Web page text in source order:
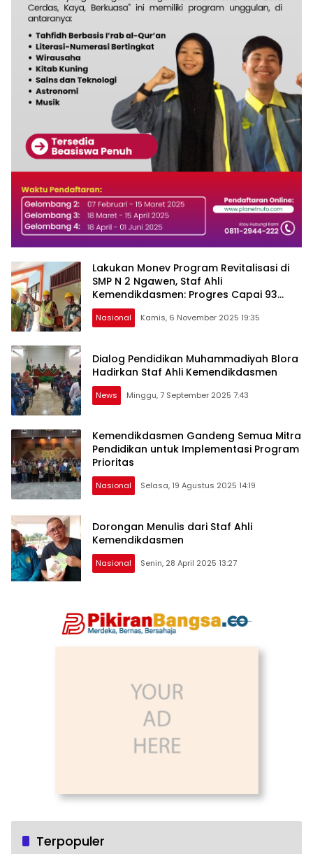
Lakukan Monev Program Revitalisasi di
SMP N 2 Ngawen, Staf Ahli
Kemendikdasmen: Progres Capai 93
Persen !
Nasional Kamis, 6 November 2025 19:35
Dialog Pendidikan Muhammadiyah Blora
Hadirkan Staf Ahli Kemendikdasmen
News Minggu, 7 September 2025 7:43
Kemendikdasmen Gandeng Semua Mitra
Pendidikan untuk Implementasi Program
Prioritas
Nasional Selasa, 19 Agustus 2025 14:19
Dorongan Menulis dari Staf Ahli
Kemendikdasmen
Nasional Senin, 28 April 2025 13:27
Terpopuler